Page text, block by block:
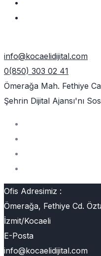
info@kocaelidijital.com
0(850) 303 02 41
Ömerağa Mah. Fethiye
Şehrin Dijital Ajansı'nı
Ofis Adresimiz :
Ömerağa, Fethiye Cd.
İzmit/Kocaeli
E-Posta
info@kocaelidijital.com